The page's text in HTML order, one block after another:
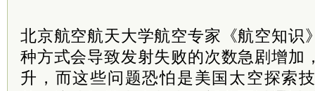
北京航空航天大学航空专家《航空知识
种方式会导致发射失败的次数急剧增加
升，而这些问题恐怕是美国太空探索